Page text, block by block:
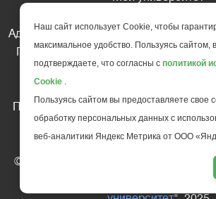
Адрес редакции: 185035 Россия,
Петрозаводск, ул. Фридриха
Телефон редакции: +7 (499)
Перепечатка материалов газеты
письменного разрешения
Ссылка на «Газету педагогов»
© АНО ДПО "Инновационный
повышения квалификации и
Наш сайт использует Cookie, чтобы
максимальное удобство. Пользуясь сайтом,
подтверждаете, что согласны с политикой
Cookie .
Пользуясь сайтом вы предоставляете свое
обработку персональных данных с
веб-аналитики Яндекс Метрика от ООО